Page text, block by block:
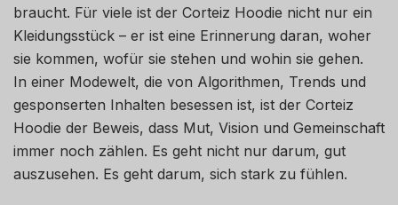
braucht. Für viele ist der Corteiz Hoodie nicht nur ein
Kleidungsstück – er ist eine Erinnerung daran, woher
sie kommen, wofür sie stehen und wohin sie gehen.
In einer Modewelt, die von Algorithmen, Trends und
gesponserten Inhalten besessen ist, ist der Corteiz
Hoodie der Beweis, dass Mut, Vision und Gemeinschaft
immer noch zählen. Es geht nicht nur darum, gut
auszusehen. Es geht darum, sich stark zu fühlen.